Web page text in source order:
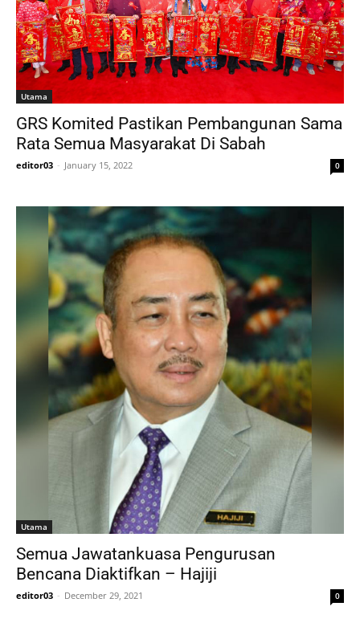
Utama
GRS Komited Pastikan Pembangunan Sama
Rata Semua Masyarakat Di Sabah
editor03 - January 15, 2022 0
Utama
Semua Jawatankuasa Pengurusan
Bencana Diaktifkan – Hajiji
editor03 - December 29, 2021 0